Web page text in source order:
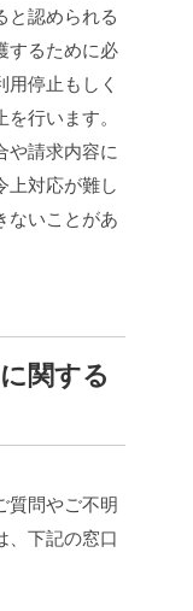
と認められる
するために必
停止もしく
行います。
や請求内容に
上対応が難し
ないことがあ
関する
質問やご不明
、下記の窓口